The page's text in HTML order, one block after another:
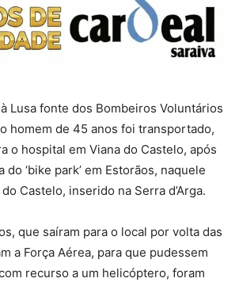
Lusa fonte dos Bombeiros Voluntários
homem de 45 anos foi transportado,
o hospital em Viana do Castelo, após
do ‘bike park’ em Estorãos, naquele
Castelo, inserido na Serra d’Arga.
que saíram para o local por volta das
a Força Aérea, para que pudessem
recurso a um helicóptero, foram